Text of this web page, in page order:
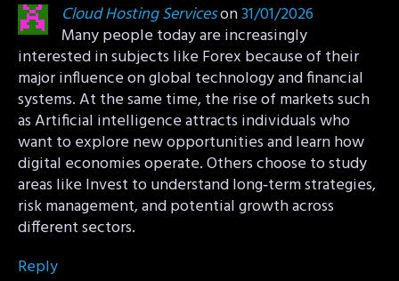
Cloud Hosting Serviceson31/01/2026
Many people today are increasingly
interested in subjects like Forex because of their
major influence on global technology and financial
systems. At the same time, the rise of markets such
as Artificial intelligence attracts individuals who
want to explore new opportunities and learn how
digital economies operate. Others choose to study
areas like Invest to understand long‑term strategies,
risk management, and potential growth across
different sectors.
Reply